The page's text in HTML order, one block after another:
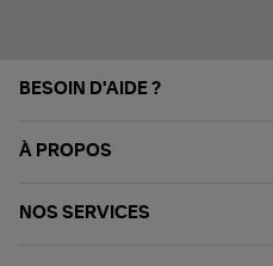
BESOIN D'AIDE ?
À PROPOS
NOS SERVICES